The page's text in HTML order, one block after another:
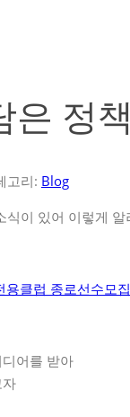
은 정
고리: Blog
식이 있어 이렇게 알
어를 받아